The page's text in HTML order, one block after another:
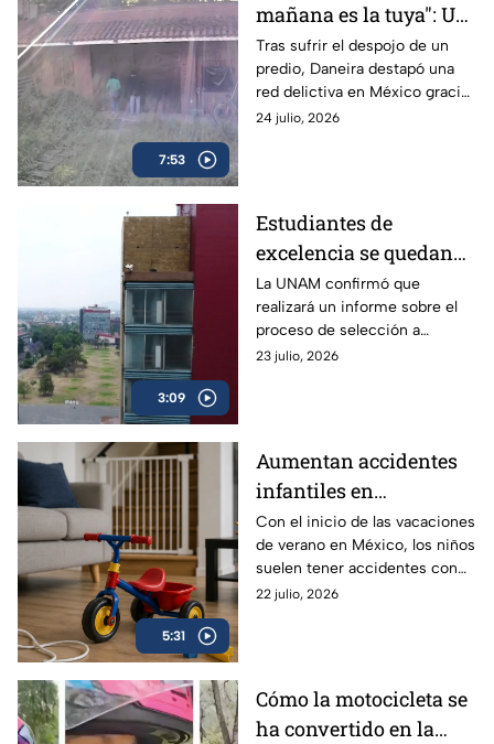
7:53
mañana es la tuya": Un
despojo destapó la red
delictiva
Tras sufrir el despojo de un
predio, Daneira destapó una
red delictiva en México gracias
a la unión de vecinos y pese al
24 julio, 2026
3:09
Estudiantes de
excelencia se quedan
sin un lugar para
cursar la universidad
La UNAM confirmó que
realizará un informe sobre el
proceso de selección a
licenciatura, a fin de aclarar el
23 julio, 2026
5:31
Aumentan accidentes
infantiles en
vacaciones: hasta 84
niños se lesionan cada
hora en México | VIDEO
Con el inicio de las vacaciones
de verano en México, los niños
suelen tener accidentes con
mucha más frecuencia, ¿qué
22 julio, 2026
Cómo la motocicleta se
ha convertido en la